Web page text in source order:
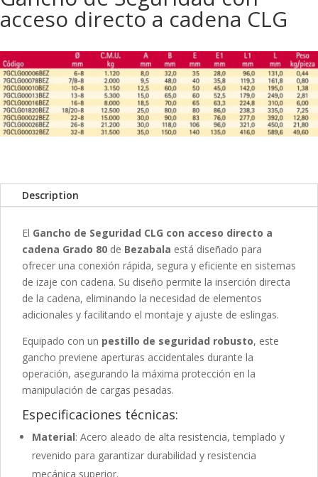
acceso directo a cadena CLG
Description
El Gancho de Seguridad CLG con acceso directo a
cadena Grado 80 de Bezabala está diseñado para
ofrecer una conexión rápida, segura y eficiente en sistemas
de izaje con cadena. Su diseño permite la inserción directa
de la cadena, eliminando la necesidad de elementos
adicionales y facilitando el montaje y ajuste de eslingas.
Equipado con un pestillo de seguridad robusto, este
gancho previene aperturas accidentales durante la
operación, asegurando la máxima protección en la
manipulación de cargas pesadas.
Especificaciones técnicas:
Material: Acero aleado de alta resistencia, templado y
revenido para garantizar durabilidad y resistencia
mecánica superior.